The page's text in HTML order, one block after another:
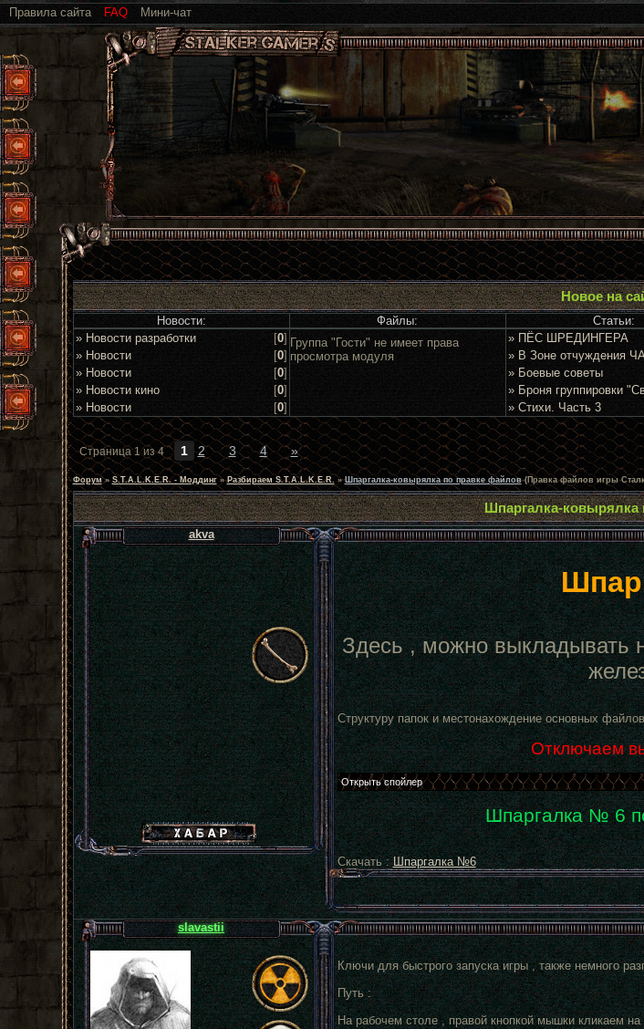
Правила сайта FAQ Мини-чат
Новое на
Новости: Файлы: Статьи:
» Новости разработки
[0]
» Новости
[0]
» Новости
[0]
» Новости кино
[0]
» Новости
[0]
Группа "Гости" не имеет права
просмотра модуля
» ПЁС ШРЕДИНГЕРА
» Боевые советы
» Стихи. Часть 3
Страница1из4 1 2 3 4 »
Форум » S.T.A.L.K.E.R. - Моддинг » Разбираем S.T.A.L.K.E.R. » Шпаргалка-ковырялка по правке файлов (Правка файлов игры
Шпаргалка-ковырялка
Здесь , можно выкладывать
Структуру папок и местонахождение основных
Отключаем
Шпаргалка № 6
Скачать :Шпаргалка №6
akva
Хабар сталкера
Ключи для быстрого запуска игры , также немного
Путь :
На рабочем столе , правой кнопкой мышки кликаем
slavastii